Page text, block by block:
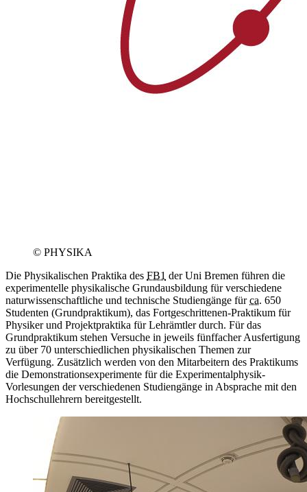
© PHYSIKA
Die Physikalischen Praktika des FB1 der Uni Bremen führen die
experimentelle physikalische Grundausbildung für verschiedene
naturwissenschaftliche und technische Studiengänge fürca. 650
Studenten (Grundpraktikum), das Fortgeschrittenen-Praktikum für
Physiker und Projektpraktika für Lehrämtler durch. Für das
Grundpraktikum stehen Versuche in jeweils fünffacher Ausfertigung
zu über 70 unterschiedlichen physikalischen Themen zur
Verfügung. Zusätzlich werden von den Mitarbeitern des Praktikums
die Demonstrationsexperimente für die Experimentalphysik-
Vorlesungen der verschiedenen Studiengänge in Absprache mit den
Hochschullehrern bereitgestellt.